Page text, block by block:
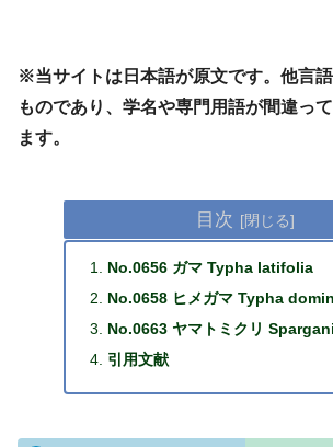
※当サイトは日本語が原文です。他言
ものであり、学名や専門用語が間違っ
ます。
目次
No.0656 ガマ Typha latifolia
No.0658 ヒメガマ Typha
No.0663 ヤマトミクリ
引用文献